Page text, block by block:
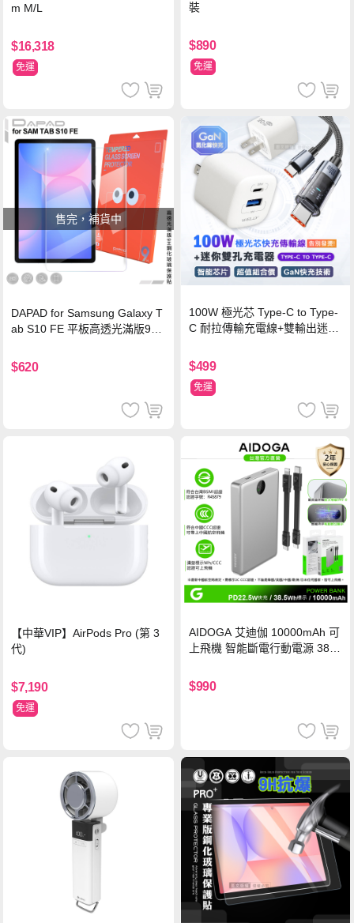
m M/L
$16,318
免運
裝
$890
免運
售完，補貨中
DAPAD for Samsung Galaxy T
ab S10 FE 平板高透光滿版9H
$620
100W 極光芯 Type-C to Type-
C 耐拉傳輸充電線+雙輸出迷你
$499
免運
【中華VIP】AirPods Pro (第 3
代)
$7,190
免運
AIDOGA 艾迪伽 10000mAh 可
上飛機 智能斷電行動電源 38.5
灣BSMI/中國CCC/歐美CE/FCC
認證
$990